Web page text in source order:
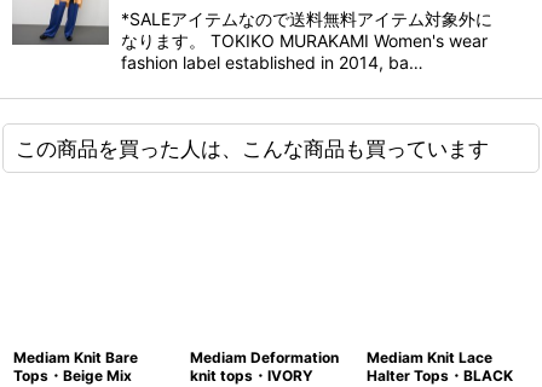
*SALEアイテムなので送料無料アイテム対象外に
なります。 TOKIKO MURAKAMI Women's wear
fashion label established in 2014, ba…
この商品を買った人は、こんな商品も買っています
Mediam Knit Bare
Tops・Beige Mix
Mediam Deformation
knit tops・IVORY
Mediam Knit Lace
Halter Tops・BLACK